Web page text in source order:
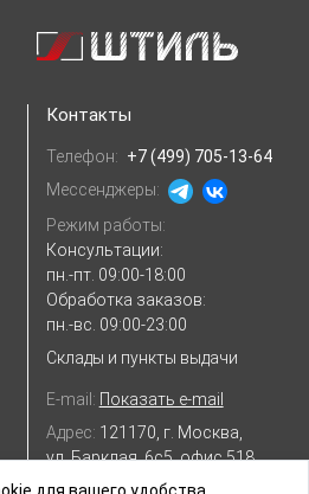
Контакты
Телефон: +7 (499) 705-13-64
Мессенджеры:
Режим работы:
Консультации:
пн.-пт. 09:00-18:00
Обработка заказов:
пн.-вс. 09:00-23:00
Склады и пункты выдачи
E-mail: Показать e-mail
Адрес: 121170, г. Москва,
ул. Барклая, 6с5, офис 518
Посмотреть на